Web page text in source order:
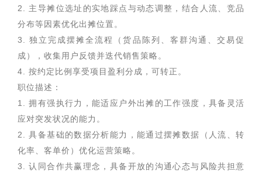
2. 主导摊位选址的实地踩点与动态调整，结合人流、竞品
分布等因素优化出摊位置。
3. 独立完成摆摊全流程（货品陈列、客群沟通、交易促
成），收集用户反馈并迭代销售策略。
4. 按约定比例享受项目盈利分成，可转正。
职位描述：
1. 拥有强执行力，能适应户外出摊的工作强度，具备灵活
应对突发状况的能力。
2. 具备基础的数据分析能力，能通过摆摊数据（人流、转
化率、客单价）优化运营策略。
3. 认同合作共赢理念，具备开放的沟通心态与风险共担意